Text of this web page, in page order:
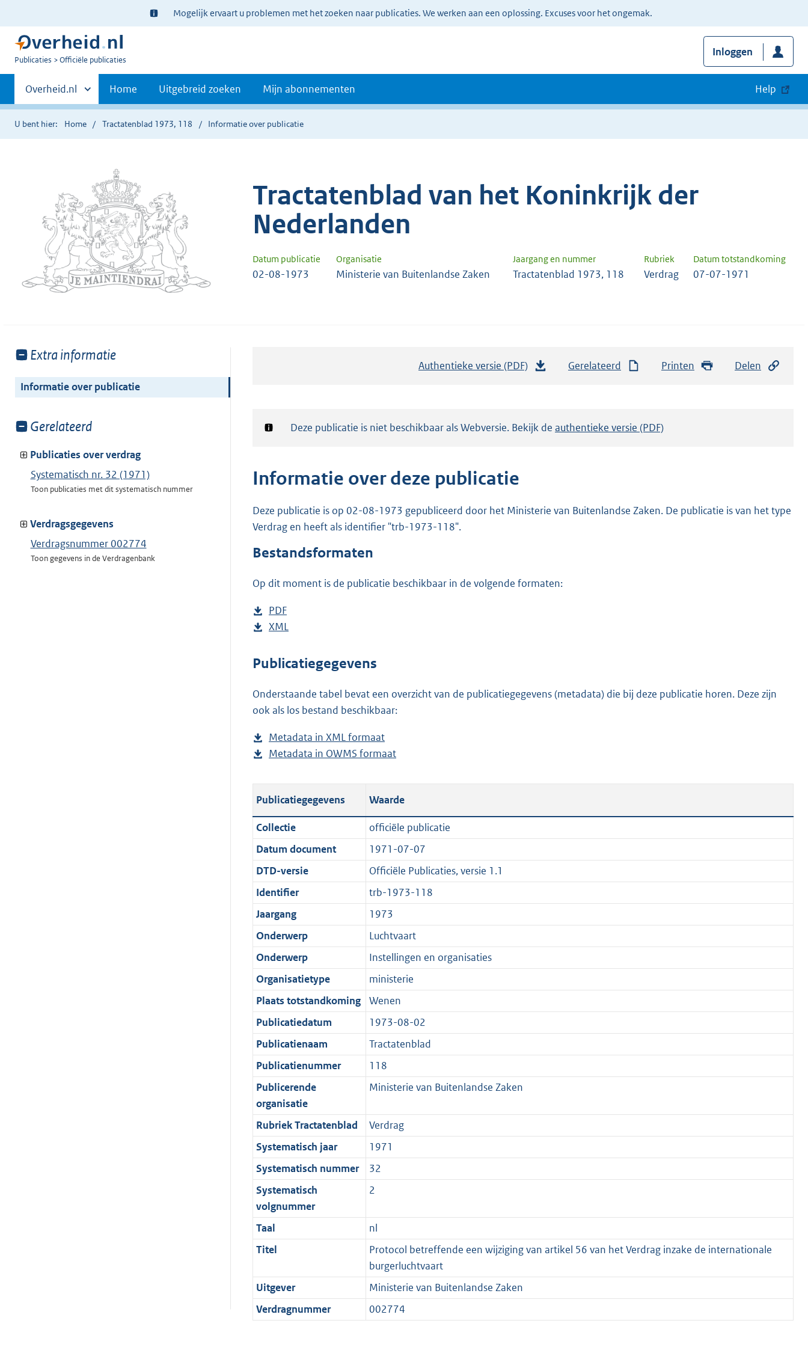
Ter
informatie:
Mogelijk ervaart u problemen met het zoeken naar publicaties. We werken aan een oplossing. Excuses voor het ongemak.
U
Publicaties Officiële publicaties
Inloggen
Primaire
navigatie
Andere
sites
binnen
Overheid.nl Home Uitgebreid zoeken Mijn abonnementen Help
U bent hier: Home Tractatenblad 1973, 118 Informatie over publicatie
Tractatenblad van het Koninkrijk der
Nederlanden
Datum publicatie Organisatie Jaargang en nummer Rubriek Datum totstandkoming
02-08-1973 Ministerie van Buitenlandse Zaken Tractatenblad 1973, 118 Verdrag 07-07-1971
Toon
van:
Extra informatie
Informatie over publicatie
Toon
van:
Gerelateerd
Publicaties over verdrag
Systematisch nr. 32 (1971)
Toon publicaties met dit systematisch nummer
Verdragsgegevens
Verdragsnummer 002774
Toon gegevens in de Verdragenbank
Authentieke versie (PDF)
a
r
Gerelateerd Printen Delen
Notificatie:
Deze publicatie is niet beschikbaar als Webversie. Bekijk de authentieke versie (PDF)
Informatie over deze publicatie
Deze publicatie is op 02-08-1973 gepubliceerd door het Ministerie van Buitenlandse Zaken. De publicatie is van het type
Verdrag en heeft als identifier "trb-1973-118".
Bestandsformaten
Op dit moment is de publicatie beschikbaar in de volgende formaten:
D
o
n
o
a
p
u
i
c
a
t
i
e
i
n
f
o
r
m
a
a
t
PDF
e
t
n
d
g
r
t
t
e
9
9
K
b
D
w
l
o
d
p
l
i
c
a
t
i
e
i
n
f
o
r
m
a
a
t
XML
s
a
n
s
g
o
t
t
e
:
0
K
b
Publicatiegegevens
Onderstaande tabel bevat een overzicht van de publicatiegegevens (metadata) die bij deze publicatie horen. Deze zijn
ook als los bestand beschikbaar:
Metadata in XML formaat
e
t
a
n
d
s
g
r
o
o
t
t
e
:
2
K
b
Metadata in OWMS formaat
s
t
a
n
d
s
g
r
o
t
t
e
:
2
K
b
Publicatiegegevens Waarde
Collectie
officiële publicatie
Datum document
1971-07-07
DTD-versie
Officiële Publicaties, versie 1.1
Identifier
trb-1973-118
Jaargang
1973
Onderwerp
Luchtvaart
Onderwerp
Instellingen en organisaties
Organisatietype
ministerie
Plaats totstandkoming
Wenen
Publicatiedatum
1973-08-02
Publicatienaam
Tractatenblad
Publicatienummer
118
Publicerende
organisatie
Ministerie van Buitenlandse Zaken
Rubriek Tractatenblad
Verdrag
Systematisch jaar
1971
Systematisch nummer
32
Systematisch
volgnummer
2
Taal
nl
Titel
Protocol betreffende een wijziging van artikel 56 van het Verdrag inzake de internationale
burgerluchtvaart
Uitgever
Ministerie van Buitenlandse Zaken
Verdragnummer
002774